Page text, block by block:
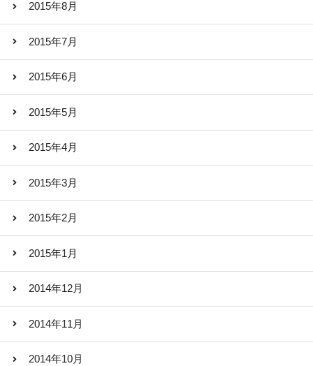
2015年8月
2015年7月
2015年6月
2015年5月
2015年4月
2015年3月
2015年2月
2015年1月
2014年12月
2014年11月
2014年10月